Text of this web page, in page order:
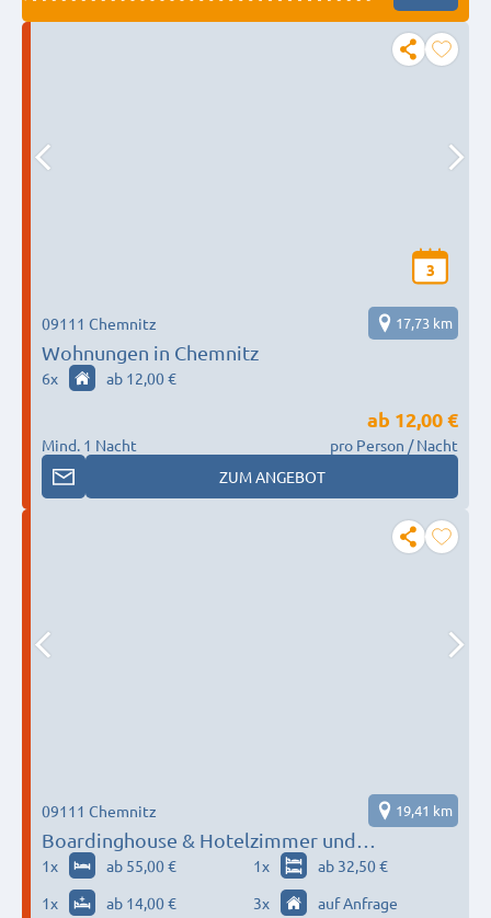
3
Wohnungen in Chemnitz
09111 Chemnitz 17,73 km
6x ab 12,00 €
Mind. 1 Nacht
ab 12,00 €
pro Person / Nacht
ZUM ANGEBOT
Boardinghouse & Hotelzimmer und
Wohnungen
09111 Chemnitz 19,41 km
1x ab 55,00 € 1x
ab 32,50 €
1x ab 14,00 € 3x auf Anfrage